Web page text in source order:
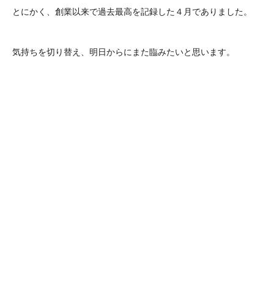
とにかく、創業以来で過去最高を記録した４月でありました。
気持ちを切り替え、明日からにまた臨みたいと思います。